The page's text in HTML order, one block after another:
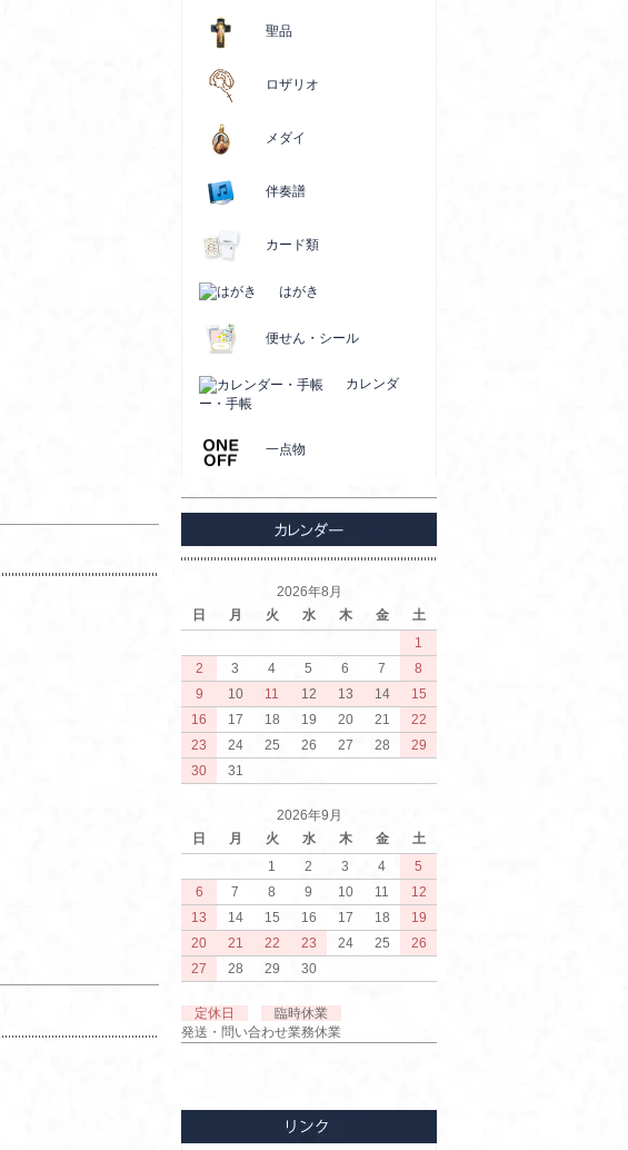
聖品
ロザリオ
メダイ
伴奏譜
カード類
はがき
便せん・シール
カレンダ
ー・手帳
一点物
2026年8月
日
月 火 水 木 金
土
1
2
3 4 5 6 7
8
9
10 11 12 13 14
15
16
17 18 19 20 21
22
23
24 25 26 27 28
29
30
31
2026年9月
日
月 火 水 木 金
土
1
2 3 4
5
6
7 8 9 10 11
12
13
14 15 16 17 18
19
20
21 22 23 24 25
26
27
28 29 30
定休日
臨時休業
発送・問い合わせ業務休業